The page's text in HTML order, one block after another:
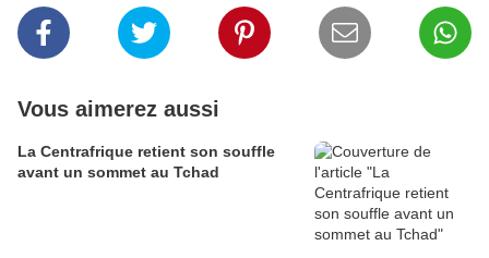
Vous aimerez aussi
La Centrafrique retient son souffle
avant un sommet au Tchad